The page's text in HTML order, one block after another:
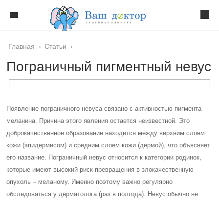
Главная › Статьи ›
Пограничный пигментный невус
Появление пограничного невуса связано с активностью пигмента
меланина. Причина этого явления остается неизвестной. Это
доброкачественное образование находится между верхним слоем
кожи (эпидермисом) и средним слоем кожи (дермой), что объясняет
его название. Пограничный невус относится к категории родинок,
которые имеют высокий риск превращения в злокачественную
опухоль – меланому. Именно поэтому важно регулярно
обследоваться у дерматолога (раз в полгода). Невус обычно не